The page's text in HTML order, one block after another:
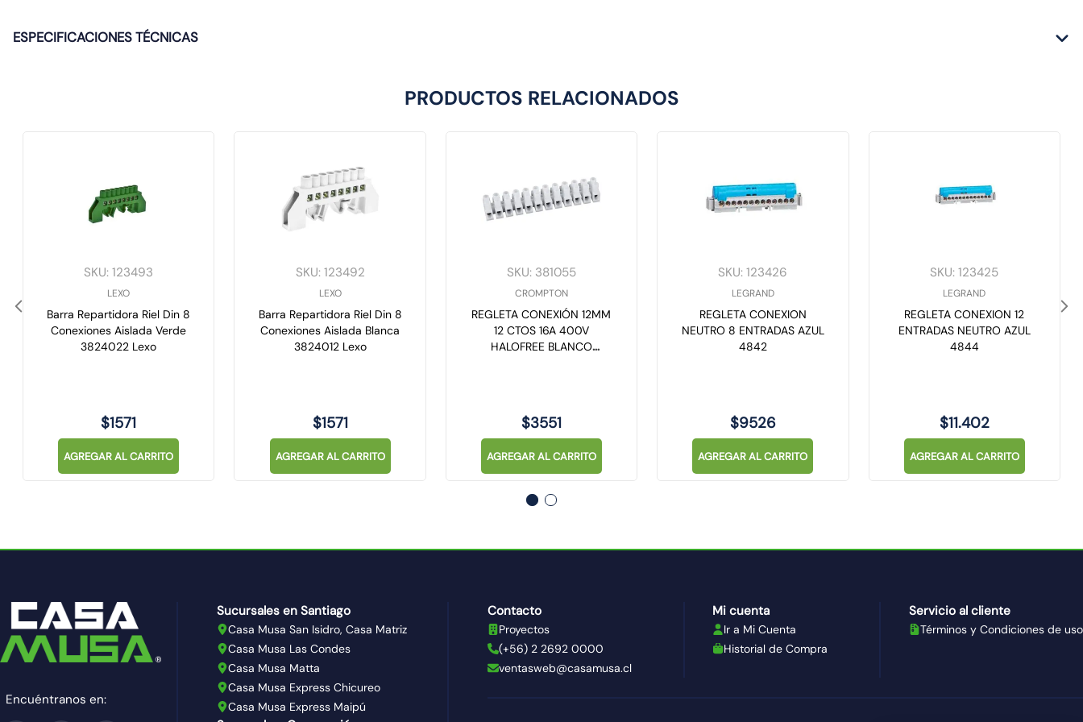
ESPECIFICACIONES TÉCNICAS
PRODUCTOS RELACIONADOS
SKU:123493
LEXO
Barra Repartidora Riel Din 8
Conexiones Aislada Verde
3824022 Lexo
$1571
AGREGAR AL CARRITO
SKU: 123492
LEXO
Barra Repartidora Riel Din 8
Conexiones Aislada Blanca
3824012 Lexo
$1571
AGREGAR AL CARRITO
SKU: 381055
CROMPTON
REGLETA CONEXIÓN 12MM
12 CTOS 16A 400V
HALOFREE BLANCO
$3551
AGREGAR AL CARRITO
SKU:123426
LEGRAND
REGLETA CONEXION
NEUTRO 8 ENTRADAS AZUL
4842
$9526
AGREGAR AL CARRITO
SKU:123425
LEGRAND
REGLETA CONEXION 12
ENTRADAS NEUTRO AZUL
4844
$11.402
AGREGAR AL CARRITO
Encuéntranos en:
Sucursales en Santiago
Casa Musa San Isidro, Casa Matriz
Casa Musa Las Condes
Casa Musa Matta
Casa Musa Express Chicureo
Casa Musa Express Maipú
Contacto
Proyectos
(+56) 2 2692 0000
ventasweb@casamusa.cl
Mi cuenta
Ir a Mi Cuenta
Historial de Compra
Servicio al cliente
Términos y Condiciones de uso